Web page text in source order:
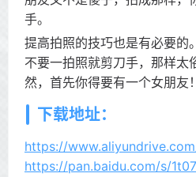
手。
提高拍照的技巧也是有必要的
不要一拍照就剪刀手，那样太
然，首先你得要有一个女朋友！
下载地址：
https://
https://pan.baidu.com/s/